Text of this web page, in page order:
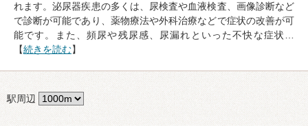
れます。泌尿器疾患の多くは、尿検査や血液検査、画像診断など
で診断が可能であり、薬物療法や外科治療などで症状の改善が可
能です。また、頻尿や残尿感、尿漏れといった不快な症状…
【続きを読む】
駅周辺